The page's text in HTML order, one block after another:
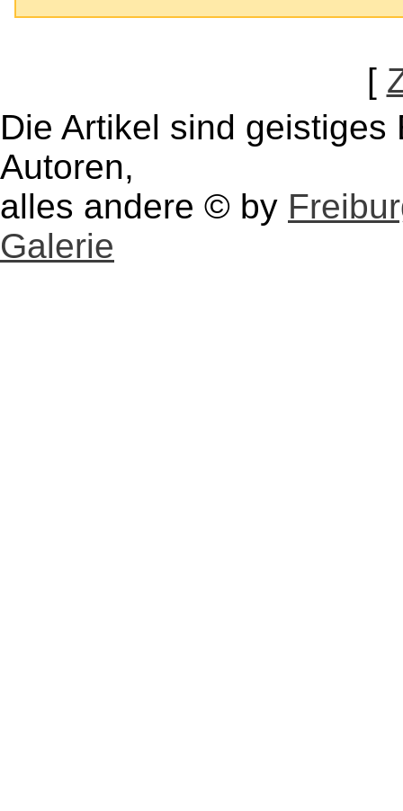
[
Die Artikel sind
Autoren,
alles andere © by
Galerie